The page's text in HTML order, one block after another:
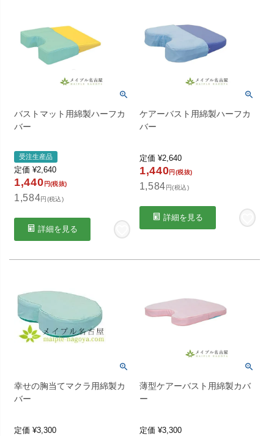
バストマット用綿製ハーフカ
バー
受注生産品
定価 ¥2,640
1,440 円(税抜)
1,584円(税込)
詳細を見る
ケアーバスト用綿製ハーフカ
バー
定価 ¥2,640
1,440円(税抜)
1,584円(税込)
詳細を見る
幸せの胸当てマクラ用綿製カ
バー
定価 ¥3,300
薄型ケアーバスト用綿製カバ
ー
定価 ¥3,300